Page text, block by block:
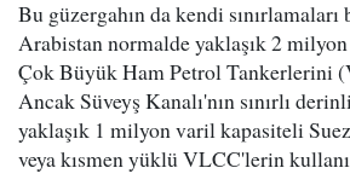
Bu güzergahın da kendi
Arabistan normalde yaklaşık 2
Çok Büyük Ham Petrol Tankerlerini
Ancak Süveyş Kanalı'nın sınırlı
yaklaşık 1 milyon varil kapasiteli
veya kısmen yüklü VLCC'lerin